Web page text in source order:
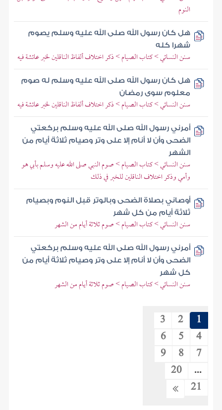
النوم
هل كان رسول الله صلى الله عليه وسلم يصوم
شهرا كله
سنن النسائي > كتاب الصيام > ذكر اختلاف ألفاظ الناقلين لخبر عائشة فيه
هل كان رسول الله صلى الله عليه وسلم له صوم
معلوم سوى رمضان
سنن النسائي > كتاب الصيام > ذكر اختلاف ألفاظ الناقلين لخبر عائشة فيه
أمرني رسول الله صلى الله عليه وسلم بركعتي
الضحى وأن لا أنام إلا على وتر وصيام ثلاثة أيام من
الشهر
سنن النسائي > كتاب الصيام > صوم النبي صلى الله عليه وسلم بأبي هو
وأمي وذكر اختلاف الناقلين للخبر في ذلك
أوصاني بصلاة الضحى وبالوتر قبل النوم وبصيام
ثلاثة أيام من كل شهر
سنن النسائي > كتاب الصيام > صوم ثلاثة أيام من الشهر
أمرني رسول الله صلى الله عليه وسلم بركعتي
الضحى وأن لا أنام إلا على وتر وصيام ثلاثة أيام من
كل شهر
سنن النسائي > كتاب الصيام > صوم ثلاثة أيام من الشهر
1
2
3
4
5
6
7
8
9
...
20
21